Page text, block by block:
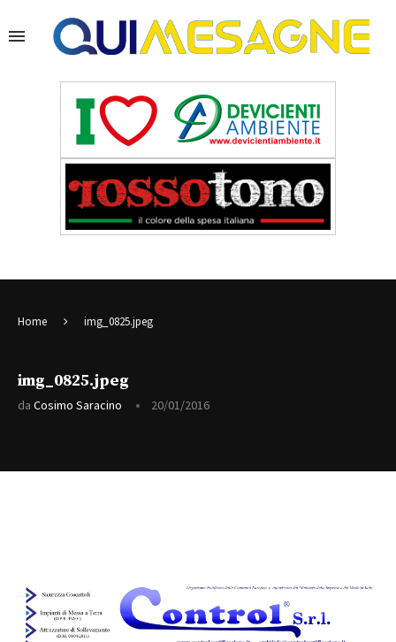
Home img_0825.jpeg
img_0825.jpeg
da Cosimo Saracino 20/01/2016